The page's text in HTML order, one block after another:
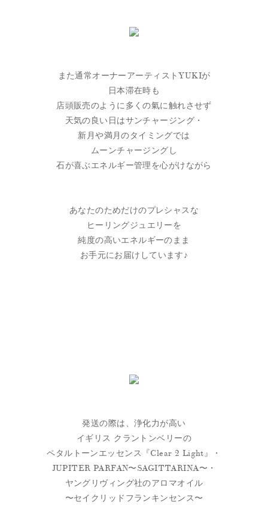
また通常オーナーアーティストYUKIが
日本滞在時も
店頭販売のように多くの氣に触れさせず
天気の良い日はサンチャージング・
新月や満月のタイミングでは
ムーンチャージングし
石が喜ぶエネルギー管理を心がけながら
あなたのためだけのプレシャスな
ヒーリングジュエリーを
純度の高いエネルギーのまま
お手元にお届けしています♪
発送の際は、浄化力が高い
イギリス クラントンベリーの
ペタルトーンエッセンス『Clear 2 Light』・
JUPITER PARFAN〜SAGITTARINA〜・
ヤングリヴィング社のアロマオイル
〜セイクリッドフランキンセンス〜